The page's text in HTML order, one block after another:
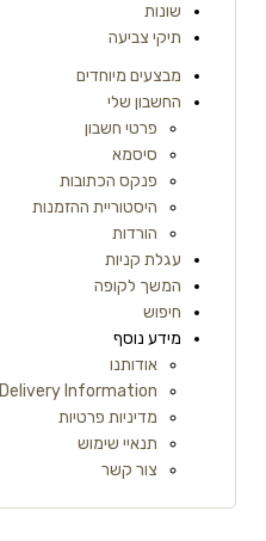
שונות
תיקי צביעה
מבצעים מיוחדים
החשבון שלי
פרטי חשבון
סיסמא
פנקס הכתובות
היסטוריית ההזמנות
הורדות
עגלת קניות
המשך לקופה
חיפוש
מידע נוסף
אודותנו
Delivery Information
מדיניות פרטיות
תנאיי שימוש
צור קשר